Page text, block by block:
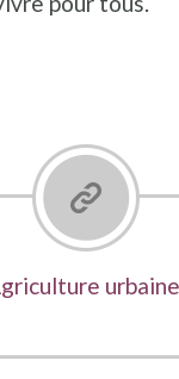
dans une